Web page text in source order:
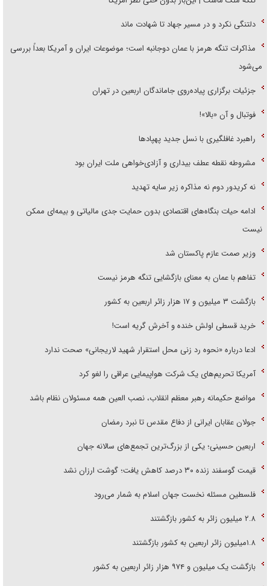
دلتنگی نکرد و در مسیر جهاد تا شهادت ماند
مذاکرات تنگه هرمز با عمان دوجانبه است؛ موضوعات ایران و آمریکا بعداً بررسی
می‌شود
جزئیات برگزاری پیاده‌روی جاماندگان اربعین در تهران
فوتبال و آن «بالا»!
راهبرد غافلگیری با نسل جدید پهپاد‌ها
مشروطه نقطه عطف بیداری و آزادی‌خواهی ملت ایران بود
نه کریدور دوم نه مذاکره زیر سایه تهدید
ادامه حیات بنگاه‌های اقتصادی بدون حمایت جدی مالیاتی و بیمه‌ای ممکن
نیست
وزیر صمت عازم پاکستان شد
تفاهم با عمان به معنای بازگشایی تنگه هرمز نیست
بازگشت ۳ میلیون و ۱۷ هزار زائر اربعین به کشور
خرید قسطی اولش خنده و آخرش گریه است!
ادعا درباره «نحوه رد زنی محل استقرار شهید لاریجانی» صحت ندارد
آمریکا تحریم‌های یک شرکت هواپیمایی عراقی را لغو کرد
مواضع حکیمانه رهبر معظم انقلاب، نصب العین همه مسئولان نظام باشد
جولان عقابان ایرانی از دفاع مقدس تا نبرد رمضان
اربعین حسینی؛ یکی از بزرگ‌ترین تجمع‌های سالانه جهان
قیمت گوسفند زنده ۳۰ درصد کاهش یافت؛ گوشت ارزان نشد
فلسطین مسئله نخست جهان اسلام به شمار می‌رود
۲.۸ میلیون زائر به کشور بازگشتند
۱.۸میلیون زائر اربعین به کشور بازگشتند
بازگشت یک میلیون و ۹۷۴ هزار زائر اربعین به کشور